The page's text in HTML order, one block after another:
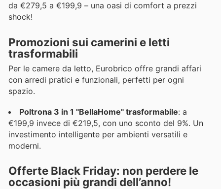
da €279,5 a €199,9 – una oasi di comfort a prezzi
shock!
Promozioni sui camerini e letti
trasformabili
Per le camere da letto, Eurobrico offre grandi affari
con arredi pratici e funzionali, perfetti per ogni
spazio.
Poltrona 3 in 1 "BellaHome" trasformabile: a
€199,9 invece di €219,5, con uno sconto del 9%. Un
investimento intelligente per ambienti versatili e
moderni.
Offerte Black Friday: non perdere le
occasioni più grandi dell’anno!